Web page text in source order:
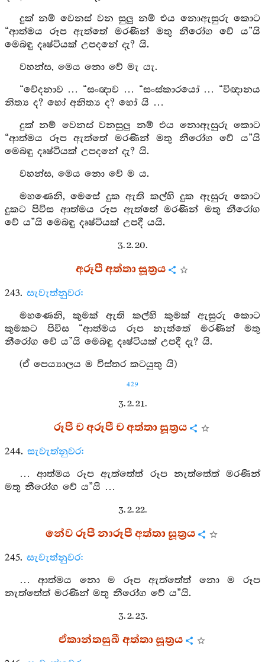
දුක් නම් වෙනස් වන සුලු නම් එය නොඇසුරු කොට
“ආත්මය රූප ඇත්තේ මරණින් මතු නීරෝග වේ ය”යි
මෙබඳු දෘෂ්ටියක් උපදනේ දැ? යි.
වහන්ස, මෙය නො වේ මැ යැ.
“වේදනාව … “සංඥාව … “සංස්කාරයෝ … “විඥානය
නිත්‍ය ද? හෝ අනිත්‍ය ද? හෝ යි …
දුක් නම් වෙනස් වනසුලු නම් එය නොඇසුරු කොට
“ආත්මය රූප ඇත්තේ මරණින් මතු නීරෝග වේ ය”යි
මෙබඳු දෘෂ්ටියක් උපදනේ දැ? යි.
වහන්ස, මෙය නො වේ ම ය.
මහණෙනි, මෙසේ දුක ඇති කල්හි දුක ඇසුරු කොට
දුකට පිවිස ආත්මය රූප ඇත්තේ මරණින් මතු නීරෝග
වේ ය”යි මෙබඳු දෘෂ්ටියක් උපදී යයි.
3. 2. 20.
අරූපී අත්තා සූත්‍රය
243. සැවැත්නුවර:
මහණෙනි, කුමක් ඇති කල්හි කුමක් ඇසුරු කොට
කුමකට පිවිස “ආත්මය රූප නැත්තේ මරණින් මතු
නීරෝග වේ ය”යි මෙබඳු දෘෂ්ටියක් උපදී දැ? යි.
(ඒ පෙය්‍යාලය ම විස්තර කටයුතු යි)
429
3. 2. 21.
රූපී ච අරූපී ච අත්තා සූත්‍රය
244. සැවැත්නුවර:
… ආත්මය රූප ඇත්තේත් රූප නැත්තේත් මරණින්
මතු නීරෝග වේ ය”යි …
3. 2. 22.
නේව රූපී නාරූපී අත්තා සූත්‍රය
245. සැවැත්නුවර:
… ආත්මය නො ම රූප ඇත්තේත් නො ම රූප
නැත්තේත් මරණින් මතු නීරෝග වේ ය”යි.
3. 2. 23.
ඒකාන්තසුඛී අත්තා සූත්‍රය